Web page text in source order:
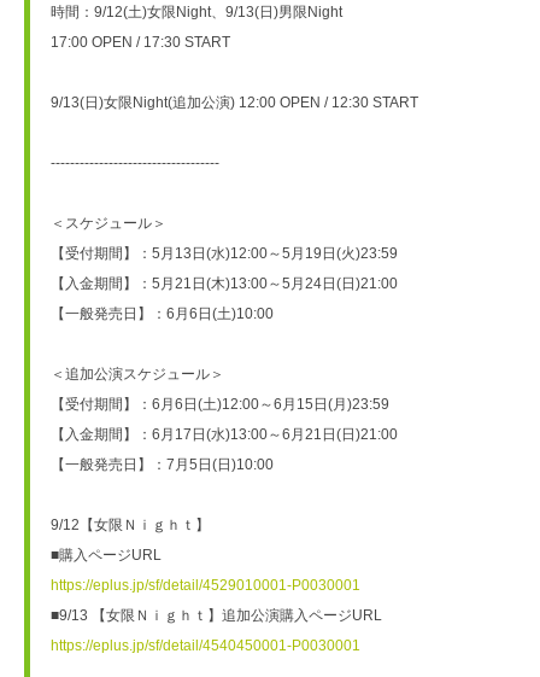
時間：9/12(土)女限Night、9/13(日)男限Night
17:00 OPEN / 17:30 START
9/13(日)女限Night(追加公演) 12:00 OPEN / 12:30 START
-----------------------------------
＜スケジュール＞
【受付期間】：5月13日(水)12:00～5月19日(火)23:59
【入金期間】：5月21日(木)13:00～5月24日(日)21:00
【一般発売日】：6月6日(土)10:00
＜追加公演スケジュール＞
【受付期間】：6月6日(土)12:00～6月15日(月)23:59
【入金期間】：6月17日(水)13:00～6月21日(日)21:00
【一般発売日】：7月5日(日)10:00
9/12【女限Ｎｉｇｈｔ】
■購入ページURL
https://eplus.jp/sf/detail/4529010001-P0030001
■9/13 【女限Ｎｉｇｈｔ】追加公演購入ページURL
https://eplus.jp/sf/detail/4540450001-P0030001